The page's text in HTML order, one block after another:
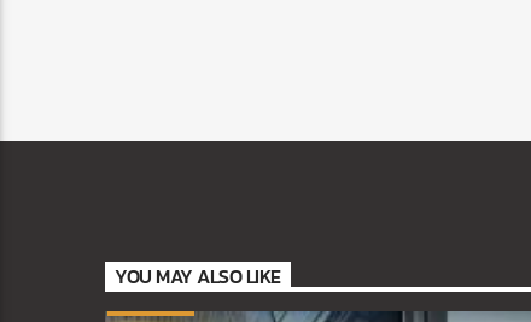
YOU MAY ALSO LIKE